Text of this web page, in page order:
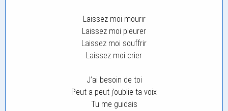
Laissez moi mourir
Laissez moi pleurer
Laissez moi souffrir
Laissez moi crier
J’ai besoin de toi
Peut a peut j’oublie ta voix
Tu me guidais